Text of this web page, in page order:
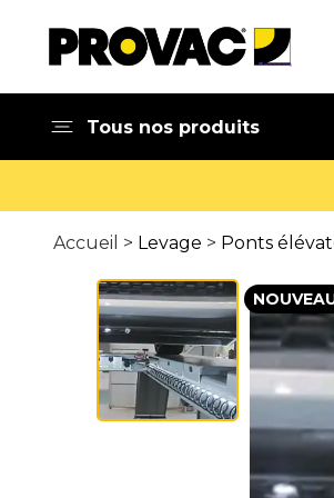
Tous nos produits
Accueil > Levage > Ponts